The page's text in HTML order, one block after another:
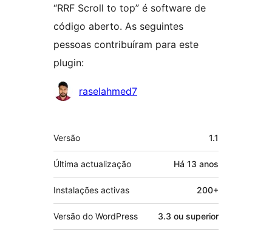
“RRF Scroll to top” é software de
código aberto. As seguintes
pessoas contribuíram para este
plugin:
Contribuidores
raselahmed7
Metadados
Versão 1.1
Última actualização Há 13 anos
Instalações activas 200+
Versão do WordPress 3.3 ou superior